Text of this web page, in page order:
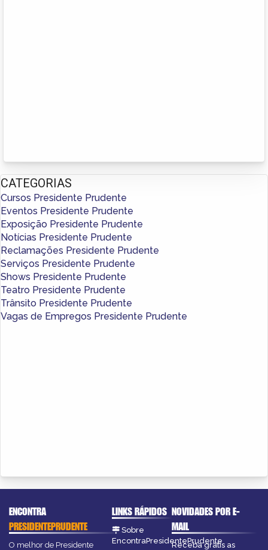
CATEGORIAS
Cursos Presidente Prudente
Eventos Presidente Prudente
Exposição Presidente Prudente
Notícias Presidente Prudente
Reclamações Presidente Prudente
Serviços Presidente Prudente
Shows Presidente Prudente
Teatro Presidente Prudente
Trânsito Presidente Prudente
Vagas de Empregos Presidente Prudente
ENCONTRA
PRESIDENTEPRUDENTE
O melhor de Presidente
LINKS RÁPIDOS
Sobre
EncontraPresidentePrudente
NOVIDADES POR E-
MAIL
Receba grátis as